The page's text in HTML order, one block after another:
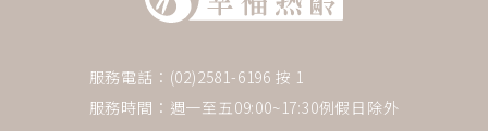
服務電話：(02)2581-6196 按 1
服務時間：週一至五09:00~17:30例假日除外